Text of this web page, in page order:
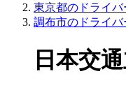
東京都のドライバ
調布市のドライバ
日本交